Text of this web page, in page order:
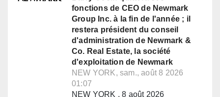
fonctions de CEO de Newmark
Group Inc. à la fin de l'année ; il
restera président du conseil
d'administration de Newmark &
Co. Real Estate, la société
d'exploitation de Newmark
NEW YORK, sam., août 8 2026
01:07
NEW YORK , 8 août 2026